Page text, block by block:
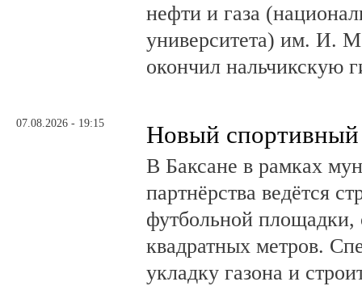
нефти и газа
университета) им. И.
окончил нальчикскую
07.08.2026 - 19:15 Новый спортивный
В Баксане в рамках
партнёрства ведётся
футбольной
квадратных метров.
укладку газона и